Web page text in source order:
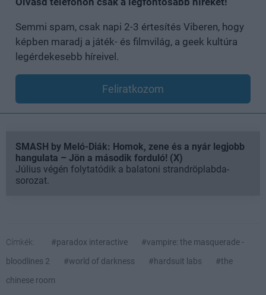
Semmi spam, csak napi 2-3 értesítés Viberen, hogy
képben maradj a játék- és filmvilág, a geek kultúra
legérdekesebb híreivel.
Feliratkozom
SMASH by Meló-Diák: Homok, zene és a nyár legjobb
hangulata – Jön a második forduló! (X)
Július végén folytatódik a balatoni strandröplabda-
sorozat.
Címkék: #paradox interactive
#vampire: the masquerade -
bloodlines 2
#world of darkness #hardsuit labs
#the
chinese room